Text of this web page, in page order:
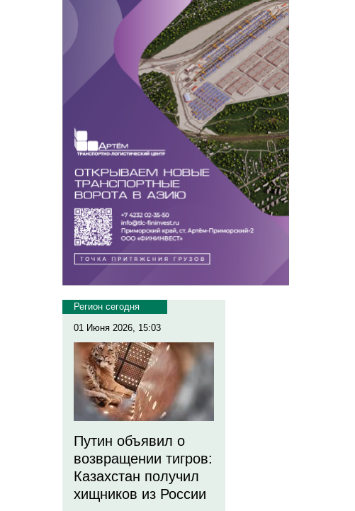
Регион сегодня
01 Июня 2026, 15:03
Путин объявил о
возвращении тигров:
Казахстан получил
хищников из России